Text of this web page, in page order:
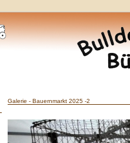
Galerie - Bauernmarkt 2025 -2